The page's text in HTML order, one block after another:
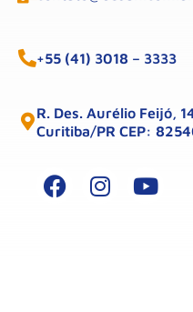
+55 (41) 3018 – 3333
R. Des. Aurélio Feijó,
Curitiba/PR CEP: